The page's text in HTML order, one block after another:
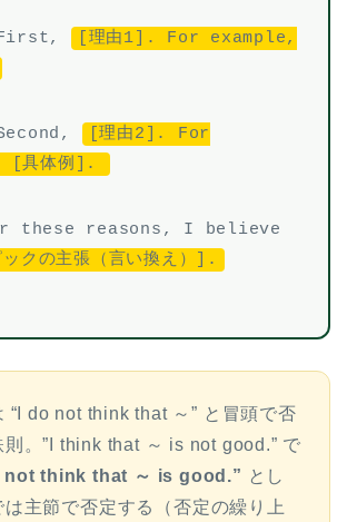
[理由1]. For example,
[理由2]. For
[具体例].
these reasons, I believe
ックの主張（言い換え）].
“I do not think that ～” と冒頭で否
則。”I think that ～ is not good.” で
not think that ～ is good.” とし
は主節で否定する（否定の繰り上